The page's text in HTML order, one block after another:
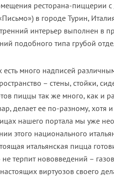
ресторана-пиццерии
в городе Турин,
интерьер выполнен в
подобного типа грубой
есть много надписей
– стены, стойки,
пиццы так же много, как и
делает ее по-разному, хотя и
нашего портала мы уже
этого национального
итальянская пицца
терпит нововведений –
виртуозов своего